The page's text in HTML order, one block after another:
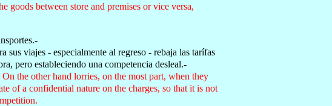
goods between store and premises or vice versa,
sus viajes - especialmente al regreso - rebaja las tarífas
pero estableciendo una competencia desleal.-
the other hand lorries, on the most part, when they
of a confidential nature on the charges, so that it is not